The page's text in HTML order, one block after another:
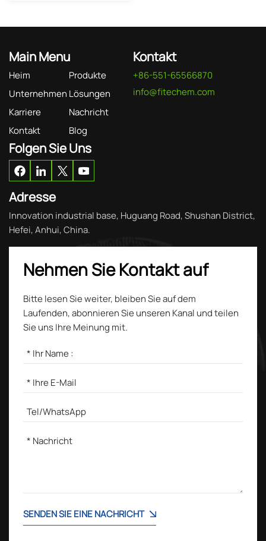
Main Menu
Heim
Produkte
Unternehmen Lösungen
Karriere
Nachricht
Kontakt
Blog
Kontakt
+86-551-65566870
info@fitechem.com
Folgen Sie Uns
Adresse
Innovation industrial base, Huguang Road, Shushan District,
Hefei, Anhui, China.
Nehmen Sie Kontakt auf
Bitte lesen Sie weiter, bleiben Sie auf dem
Laufenden, abonnieren Sie unseren Kanal und teilen
Sie uns Ihre Meinung mit.
SENDEN SIE EINE NACHRICHT